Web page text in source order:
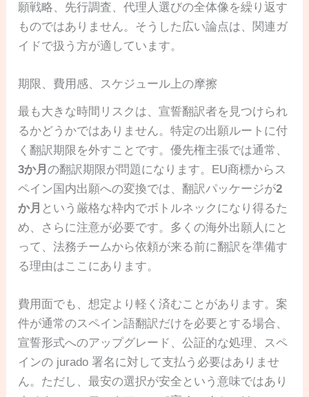
願戦略、先行調査、代理人選びの全体像を繰り返す
ものではありません。そうした広い論点は、関連ガ
イドで扱う方が適しています。
期限、費用感、スケジュール上の摩擦
最も大きな時間リスクは、宣誓翻訳者を見つけられ
るかどうかではありません。特定の出願ルートに付
く翻訳期限を外すことです。優先権主張では通常、
3か月の翻訳期限が問題になります。EU商標からス
ペイン国内出願への変換では、翻訳パッケージが2
か月 という厳格な枠内でボトルネックになり得るた
め、さらに注意が必要です。多くの海外出願人にと
って、法務チームから依頼が来る前に翻訳を準備す
る理由はここにあります。
費用面でも、想定より軽く済むことがあります。案
件が通常のスペイン語翻訳だけを必要とする場合、
宣誓形式へのアップグレード、公証的な処理、スペ
インの jurado 署名に対して支払う必要はありませ
ん。ただし、最安の選択が安全という意味ではあり